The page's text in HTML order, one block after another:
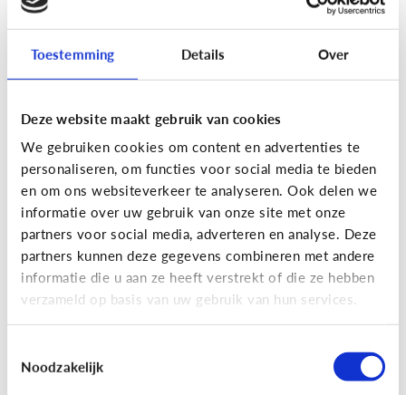
Toestemming Details Over
Deze website maakt gebruik van cookies
We gebruiken cookies om content en advertenties te
personaliseren, om functies voor social media te bieden
en om ons websiteverkeer te analyseren. Ook delen we
informatie over uw gebruik van onze site met onze
partners voor social media, adverteren en analyse. Deze
partners kunnen deze gegevens combineren met andere
informatie die u aan ze heeft verstrekt of die ze hebben
verzameld op basis van uw gebruik van hun services.
Noodzakelijk
Fun met media
Maak je eigen Snapchat of
Instagram filter!
Fun met media